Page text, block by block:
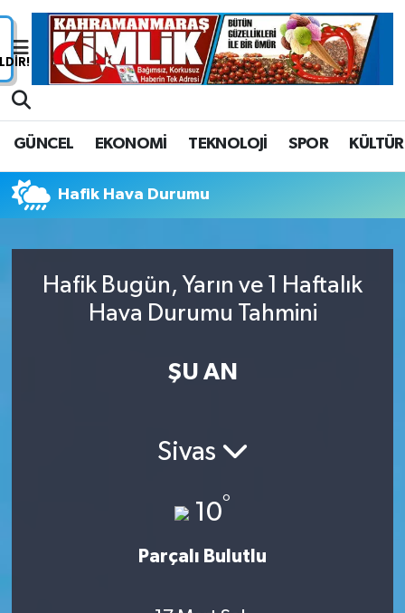
GÜNCEL EKONOMİ TEKNOLOJİ SPOR KÜLTÜR
Hafik Hava Durumu
Hafik Bugün, Yarın ve 1 Haftalık
Hava Durumu Tahmini
ŞU AN
Sivas
10°
Parçalı Bulutlu
Nöbetçi Eczaneler
Trafik Durumu
Süper Lig Puan Durumu ve Fikstür
Tüm Manşetler